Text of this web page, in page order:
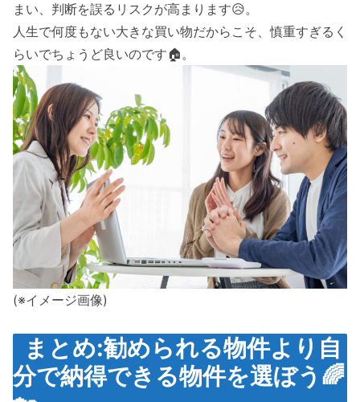
まい、判断を誤るリスクが高まります😥。
人生で何度もない大きな買い物だからこそ、慎重すぎるく
らいでちょうど良いのです🏠。
(※イメージ画像)
まとめ:勧められる物件より自
分で納得できる物件を選ぼう🌈